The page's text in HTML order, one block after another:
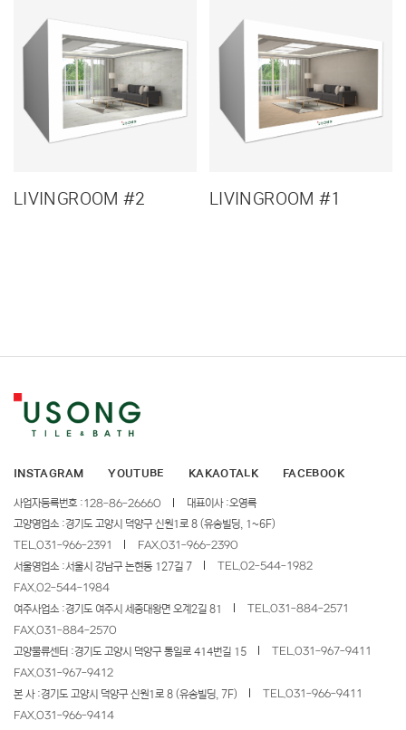
LIVINGROOM #2 LIVINGROOM #1
INSTAGRAM YOUTUBE KAKAOTALK FACEBOOK
사업자등록번호 :128-86-26660 대표이사 :오영록
고양영업소 :경기도 고양시 덕양구 신원1로 8 (유송빌딩, 1~6F)
TEL.031-966-2391 FAX.031-966-2390
서울영업소 :서울시 강남구 논현동 127길 7 TEL.02-544-1982
FAX.02-544-1984
여주사업소 :경기도 여주시 세종대왕면 오계2길 81 TEL.031-884-2571
FAX.031-884-2570
고양물류센터 :경기도 고양시 덕양구 통일로 414번길 15 TEL.031-967-9411
FAX.031-967-9412
본 사 :경기도 고양시 덕양구 신원1로 8 (유송빌딩, 7F) TEL.031-966-9411
FAX.031-966-9414